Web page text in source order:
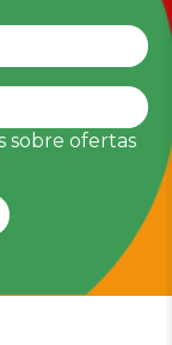
sobre ofertas